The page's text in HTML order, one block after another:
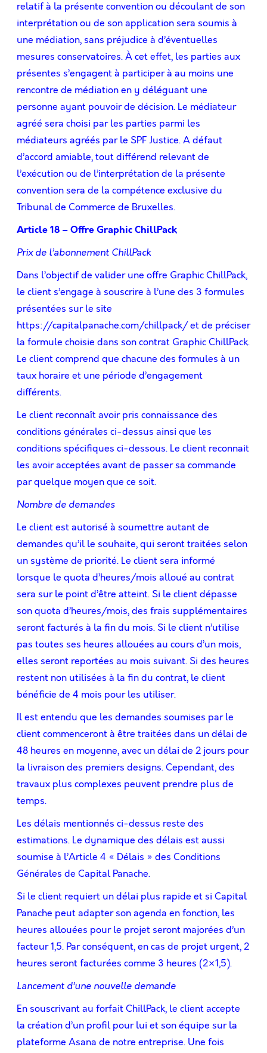
relatif à la présente convention ou découlant de son
interprétation ou de son application sera soumis à
une médiation, sans préjudice à d’éventuelles
mesures conservatoires. À cet effet, les parties aux
présentes s’engagent à participer à au moins une
rencontre de médiation en y déléguant une
personne ayant pouvoir de décision. Le médiateur
agréé sera choisi par les parties parmi les
médiateurs agréés par le SPF Justice. A défaut
d’accord amiable, tout différend relevant de
l’exécution ou de l’interprétation de la présente
convention sera de la compétence exclusive du
Tribunal de Commerce de Bruxelles.
Article 18 – Offre Graphic ChillPack
Prix de l’abonnement ChillPack
Dans l’objectif de valider une offre Graphic ChillPack,
le client s’engage à souscrire à l’une des 3 formules
présentées sur le site
https://capitalpanache.com/chillpack/et de préciser
la formule choisie dans son contrat Graphic ChillPack.
Le client comprend que chacune des formules à un
taux horaire et une période d’engagement
différents.
Le client reconnaît avoir pris connaissance des
conditions générales ci-dessus ainsi que les
conditions spécifiques ci-dessous. Le client reconnait
les avoir acceptées avant de passer sa commande
par quelque moyen que ce soit.
Nombre de demandes
Le client est autorisé à soumettre autant de
demandes qu’il le souhaite, qui seront traitées selon
un système de priorité. Le client sera informé
lorsque le quota d’heures/mois alloué au contrat
sera sur le point d’être atteint. Si le client dépasse
son quota d’heures/mois, des frais supplémentaires
seront facturés à la fin du mois. Si le client n’utilise
pas toutes ses heures allouées au cours d’un mois,
elles seront reportées au mois suivant. Si des heures
restent non utilisées à la fin du contrat, le client
bénéficie de 4 mois pour les utiliser.
Il est entendu que les demandes soumises par le
client commenceront à être traitées dans un délai de
48 heures en moyenne, avec un délai de 2 jours pour
la livraison des premiers designs. Cependant, des
travaux plus complexes peuvent prendre plus de
temps.
Les délais mentionnés ci-dessus reste des
estimations. Le dynamique des délais est aussi
soumise à l’Article 4 « Délais » des Conditions
Générales de Capital Panache.
Si le client requiert un délai plus rapide et si Capital
Panache peut adapter son agenda en fonction, les
heures allouées pour le projet seront majorées d’un
facteur 1,5. Par conséquent, en cas de projet urgent, 2
heures seront facturées comme 3 heures (2×1,5).
Lancement d’une nouvelle demande
En souscrivant au forfait ChillPack, le client accepte
la création d’un profil pour lui et son équipe sur la
plateforme Asana de notre entreprise. Une fois